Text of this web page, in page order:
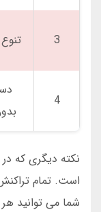
3
4
است. تمام
شما می توانید